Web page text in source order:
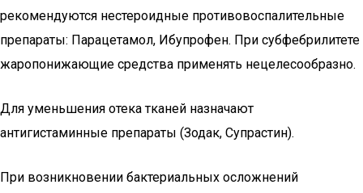
рекомендуются нестероидные противовоспалительные
препараты: Парацетамол, Ибупрофен. При субфебрилитете
жаропонижающие средства применять нецелесообразно.
Для уменьшения отека тканей назначают
антигистаминные препараты (Зодак, Супрастин).
При возникновении бактериальных осложнений